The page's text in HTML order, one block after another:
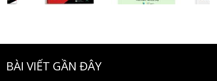
BÀI VIẾT GẦN ĐÂY